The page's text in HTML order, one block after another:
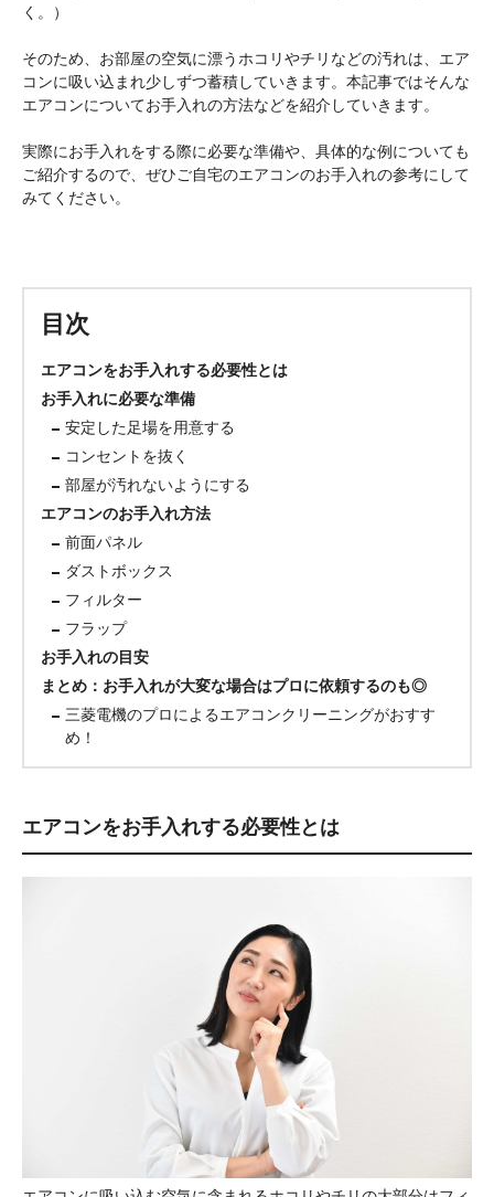
く。）
そのため、お部屋の空気に漂うホコリやチリなどの汚れは、エア
コンに吸い込まれ少しずつ蓄積していきます。本記事ではそんな
エアコンについてお手入れの方法などを紹介していきます。
実際にお手入れをする際に必要な準備や、具体的な例についても
ご紹介するので、ぜひご自宅のエアコンのお手入れの参考にして
みてください。
目次
エアコンをお手入れする必要性とは
お手入れに必要な準備
安定した足場を用意する
コンセントを抜く
部屋が汚れないようにする
エアコンのお手入れ方法
前面パネル
ダストボックス
フィルター
フラップ
お手入れの目安
まとめ：お手入れが大変な場合はプロに依頼するのも◎
三菱電機のプロによるエアコンクリーニングがおすす
め！
エアコンをお手入れする必要性とは